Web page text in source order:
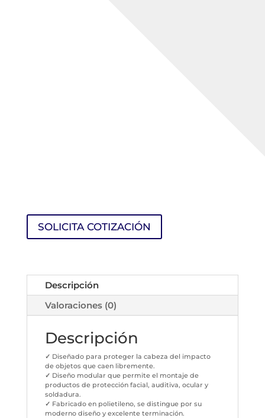
SOLICITA COTIZACIÓN
Descripción
Valoraciones (0)
Descripción
✓ Diseñado para proteger la cabeza del impacto
de objetos que caen libremente.
✓ Diseño modular que permite el montaje de
productos de protección facial, auditiva, ocular y
soldadura.
✓ Fabricado en polietileno, se distingue por su
moderno diseño y excelente terminación.